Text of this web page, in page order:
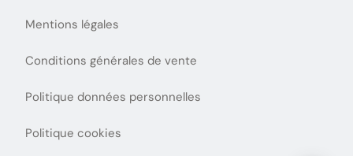
Mentions légales
Conditions générales de vente
Politique données personnelles
Politique cookies